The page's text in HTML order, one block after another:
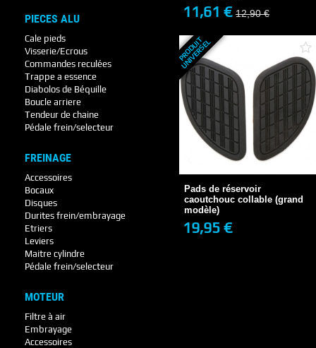
PIECES ALU
Cale pieds
Visserie/Ecrous
Commandes reculées
Trappe a essence
Diabolos de Béquille
Boucle arriere
Tendeur de chaine
Pédale frein/selecteur
FREINAGE
Accessoires
Bocaux
Disques
Durites frein/embrayage
Etriers
Leviers
Maitre cylindre
Pédale frein/selecteur
MOTEUR
Filtre à air
Embrayage
Accessoires
11,61 € 12,90 €
+ DE DÉTAILS
P
R
O
D
U
I
T
U
N
I
V
E
R
S
E
L
Pads de réservoir
caoutchouc collable (grand
modèle)
19,95 €
Pads de réservoir
19,95 €